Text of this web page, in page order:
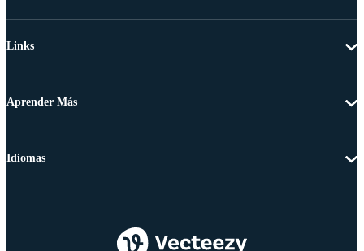
Links
Aprender Más
Idiomas